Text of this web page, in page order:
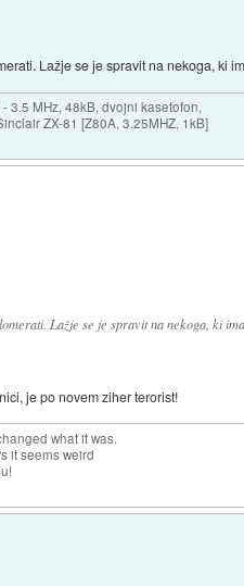
Lažje se je spravit na nekoga, ki
3.5 MHz, 48kB, dvojni kasetofon,
ZX-81 [Z80A, 3.25MHZ, 1kB]
Lažje se je spravit na nekoga, ki
je po novem ziher terorist!
what it was.
it seems weird